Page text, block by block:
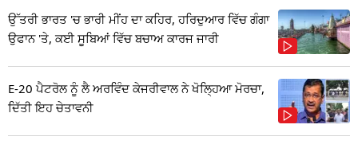
ਉੱਤਰੀ ਭਾਰਤ 'ਚ ਭਾਰੀ ਮੀਂਹ ਦਾ ਕਹਿਰ, ਹਰਿਦੁਆਰ ਵਿੱਚ ਗੰਗਾ
ਉਫਾਨ 'ਤੇ, ਕਈ ਸੂਬਿਆਂ ਵਿੱਚ ਬਚਾਅ ਕਾਰਜ ਜਾਰੀ
E-20 ਪੈਟਰੋਲ ਨੂੰ ਲੈ ਅਰਵਿੰਦ ਕੇਜਰੀਵਾਲ ਨੇ ਖੋਲ੍ਹਿਆ ਮੋਰਚਾ,
ਦਿੱਤੀ ਇਹ ਚੇਤਾਵਨੀ